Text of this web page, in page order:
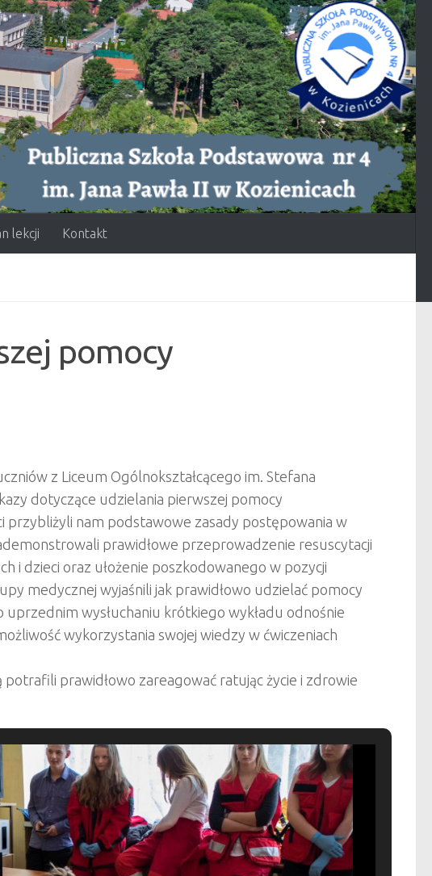
lekcji Kontakt
pomocy
z Liceum Ogólnokształcącego im. Stefana
dotyczące udzielania pierwszej pomocy
przybliżyli nam podstawowe zasady postępowania w
prawidłowe przeprowadzenie resuscytacji
i dzieci oraz ułożenie poszkodowanego w pozycji
medycznej wyjaśnili jak prawidłowo udzielać pomocy
uprzednim wysłuchaniu krótkiego wykładu odnośnie
wykorzystania swojej wiedzy w ćwiczeniach
prawidłowo zareagować ratując życie i zdrowie